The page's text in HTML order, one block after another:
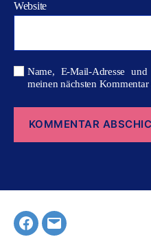
Website
Name, E-Mail-Adresse
meinen nächsten Kommentar
Facebook
E-